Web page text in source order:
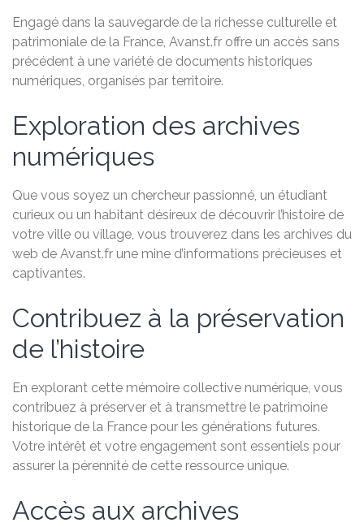
Engagé dans la sauvegarde de la richesse culturelle et
patrimoniale de la France, Avanst.fr offre un accès sans
précédent à une variété de documents historiques
numériques, organisés par territoire.
Exploration des archives
numériques
Que vous soyez un chercheur passionné, un étudiant
curieux ou un habitant désireux de découvrir l’histoire de
votre ville ou village, vous trouverez dans les archives du
web de Avanst.fr une mine d’informations précieuses et
captivantes.
Contribuez à la préservation
de l’histoire
En explorant cette mémoire collective numérique, vous
contribuez à préserver et à transmettre le patrimoine
historique de la France pour les générations futures.
Votre intérêt et votre engagement sont essentiels pour
assurer la pérennité de cette ressource unique.
Accès aux archives